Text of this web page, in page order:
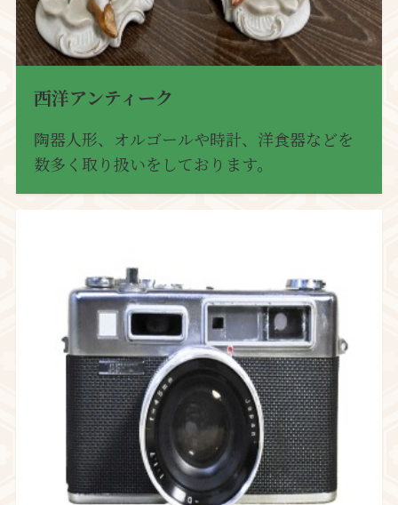
西洋アンティーク
陶器人形、オルゴールや時計、洋食器などを
数多く取り扱いをしております。